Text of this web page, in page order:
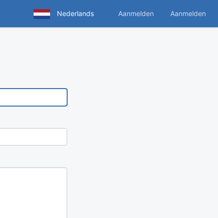
Nederlands Aanmelden Aanmelden